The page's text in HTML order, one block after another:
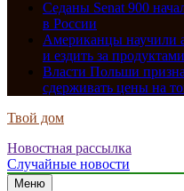
Седаны Senat 900
в России
Американцы научили
и ездить за продуктами
Власти Польши
сдерживать цены на
Твой дом
Новостная рассылка
Случайные новости
Меню